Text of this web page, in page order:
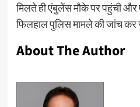
मिलते ही एंबुलेंस मौके पर पहुंची
फिलहाल पुलिस मामले की जांच कर
About The Author